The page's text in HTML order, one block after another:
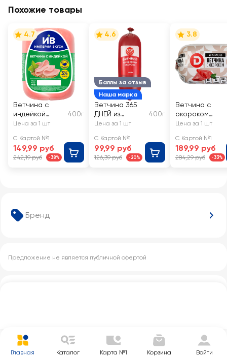
Бренд
Предложение не является публичной офертой
Похожие товары
4.7
Ветчина с
индейкой
ИМПЕРИЯ
400г
Цена за 1 шт
С Картой №1
149,99 руб
242,19 руб -38%
Баллы за отзыв
Наша марка
4.6
Ветчина 365
ДНЕЙ из
свиного
400г
Цена за 1 шт
С Картой №1
99,99 руб
126,39 руб -20%
3.8
Ветчина с
окороком
ДЫМОВ
Цена за 1 шт
С Картой №1
189,99 руб
284,29 руб -33%
Главная Каталог Карта №1 Корзина Войти